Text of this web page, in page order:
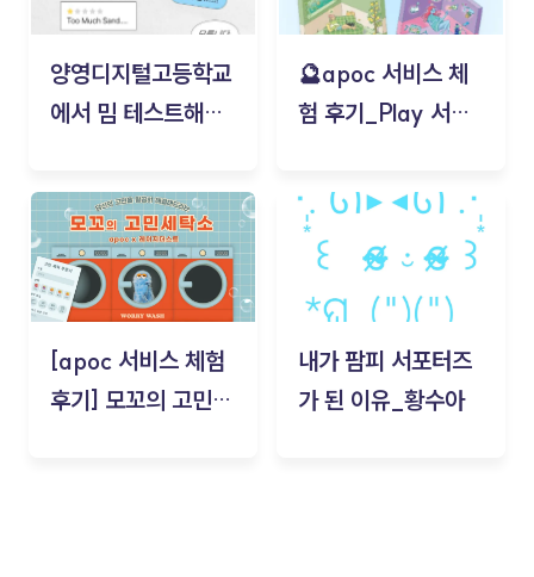
양영디지털고등학교
에서 밈 테스트해보
🔮apoc 서비스 체
험 후기_Play 서비
김태현
[apoc 서비스 체험
후기] 모꼬의 고민세
내가 팜피 서포터즈
가 된 이유_황수아